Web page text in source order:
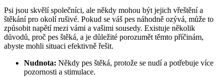
Psi jsou skvělí společníci, ale někdy mohou být jejich vřeštění a
štěkání pro okolí rušivé. Pokud se váš pes náhodně ozývá, může to
způsobit napětí mezi vámi a vašimi sousedy. Existuje několik
důvodů, proč pes štěká, a je důležité porozumět těmto příčinám,
abyste mohli situaci efektivně řešit.
Nudnota: Někdy pes štěká, protože se nudí a potřebuje více
pozornosti a stimulace.